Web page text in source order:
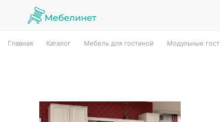
Главная Каталог Мебель для гостиной Модульные